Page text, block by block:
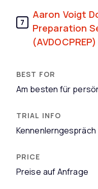
7
Aaron Voigt
Preparation
(AVDOCPREP)
Am besten für
Preise auf Anfrage